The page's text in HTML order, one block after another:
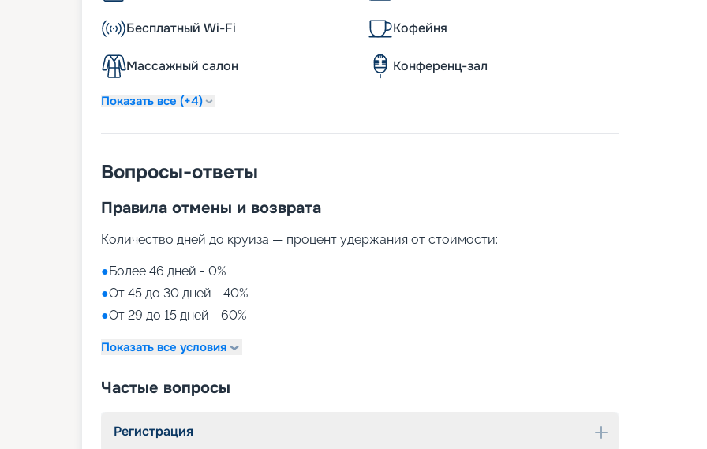
Бесплатный Wi-Fi Кофейня
Массажный салон Конференц-зал
Показать все (+4)
Вопросы-ответы
Правила отмены и возврата
Количество дней до круиза — процент удержания от стоимости:
●Более 46 дней - 0%
●От 45 до 30 дней - 40%
●От 29 до 15 дней - 60%
Показать все условия
Частые вопросы
Регистрация